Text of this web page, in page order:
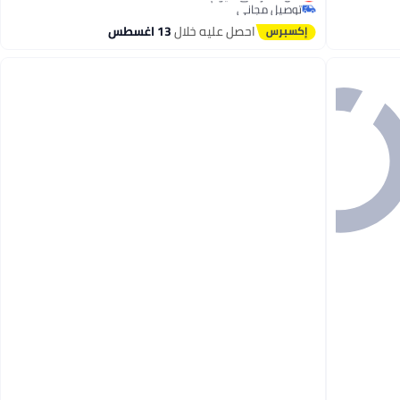
توصيل مجاني
#47 في كاويات بخار للملابس احصل عليه خلال13 اغسطس